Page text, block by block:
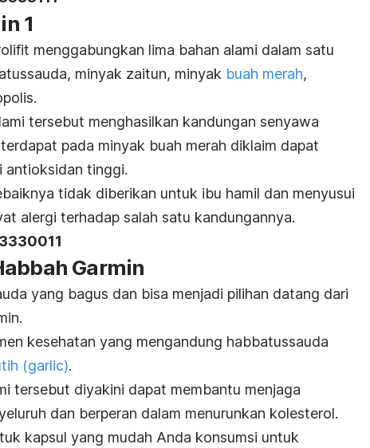
1
menggabungkan lima bahan alami dalam satu
minyak zaitun, minyak buah merah,
tersebut menghasilkan kandungan senyawa
pada minyak buah merah diklaim dapat
antioksidan tinggi.
tidak diberikan untuk ibu hamil dan menyusui
alergi terhadap salah satu kandungannya.
Garmin
yang bagus dan bisa menjadi pilihan datang dari
kesehatan yang mengandung habbatussauda
(garlic).
tersebut diyakini dapat membantu menjaga
dan berperan dalam menurunkan kolesterol.
kapsul yang mudah Anda konsumsi untuk